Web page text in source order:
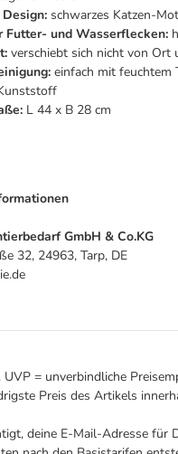
schwarzes Katzen-
Futter- und Wasserflecken:
verschiebt sich nicht von Ort
einfach mit feuchtem
L 44 x B 28 cm
GmbH & Co.KG
32, 24963, Tarp, DE
= unverbindliche
Preis des Artikels
deine E-Mail-Adresse für